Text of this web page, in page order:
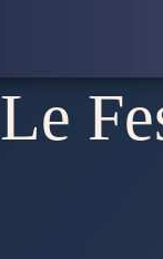
Le